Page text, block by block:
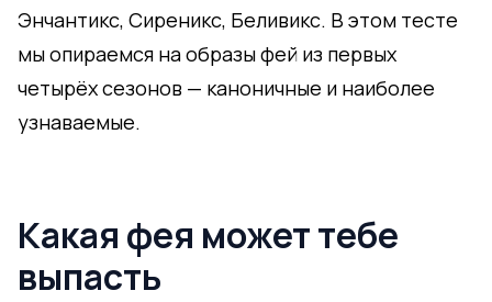
Энчантикс, Сиреникс, Беливикс. В этом тесте
мы опираемся на образы фей из первых
четырёх сезонов — каноничные и наиболее
узнаваемые.
Какая фея может тебе
выпасть